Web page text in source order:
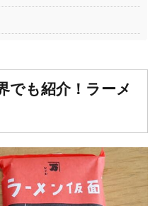
でも紹介！ラーメ